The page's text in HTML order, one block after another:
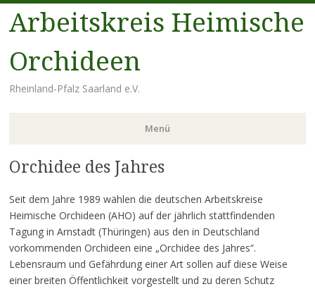
Arbeitskreis Heimische
Orchideen
Rheinland-Pfalz Saarland e.V.
Menü
Zum
springen
Orchidee des Jahres
Seit dem Jahre 1989 wählen die deutschen Arbeitskreise
Heimische Orchideen (AHO) auf der jährlich stattfindenden
Tagung in Arnstadt (Thüringen) aus den in Deutschland
vorkommenden Orchideen eine „Orchidee des Jahres“.
Lebensraum und Gefährdung einer Art sollen auf diese Weise
einer breiten Öffentlichkeit vorgestellt und zu deren Schutz